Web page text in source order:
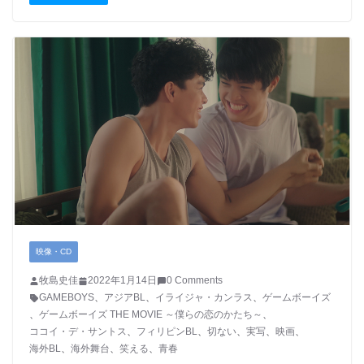
映像・CD
牧島史佳 2022年1月14日
0 Comments
GAMEBOYS、 アジアBL、 イライジャ・カンラス、 ゲームボーイズ
、 ゲームボーイズ THE MOVIE ～僕らの恋のかたち～ 、
ココイ・デ・サントス、 フィリピンBL、 切ない、 実写、 映画、
海外BL、 海外舞台、 笑える、 青春